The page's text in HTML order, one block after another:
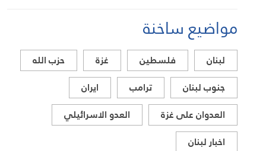
مواضيع ساخنة
لبنان فلسطين غزة
حزب الله
جنوب لبنان
ترامب
ايران
العدوان على غزة
العدو الاسرائيلي
اخبار لبنان